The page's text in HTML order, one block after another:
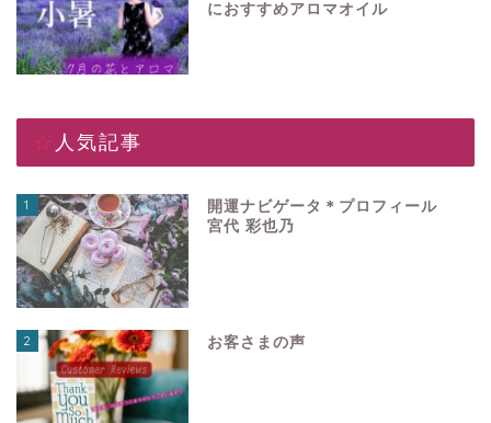
におすすめアロマオイル
☆人気記事
1
開運ナビゲータ＊プロフィール
宮代 彩也乃
2 お客さまの声